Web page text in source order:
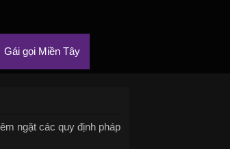
Gái gọi Miền Tây
ngặt các quy định pháp